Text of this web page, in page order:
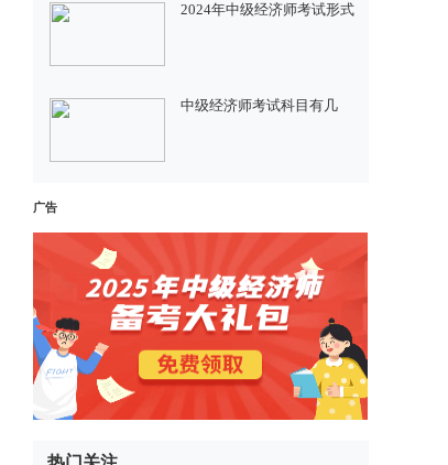
2024年中级经济师考试形式
中级经济师考试科目有几
广告